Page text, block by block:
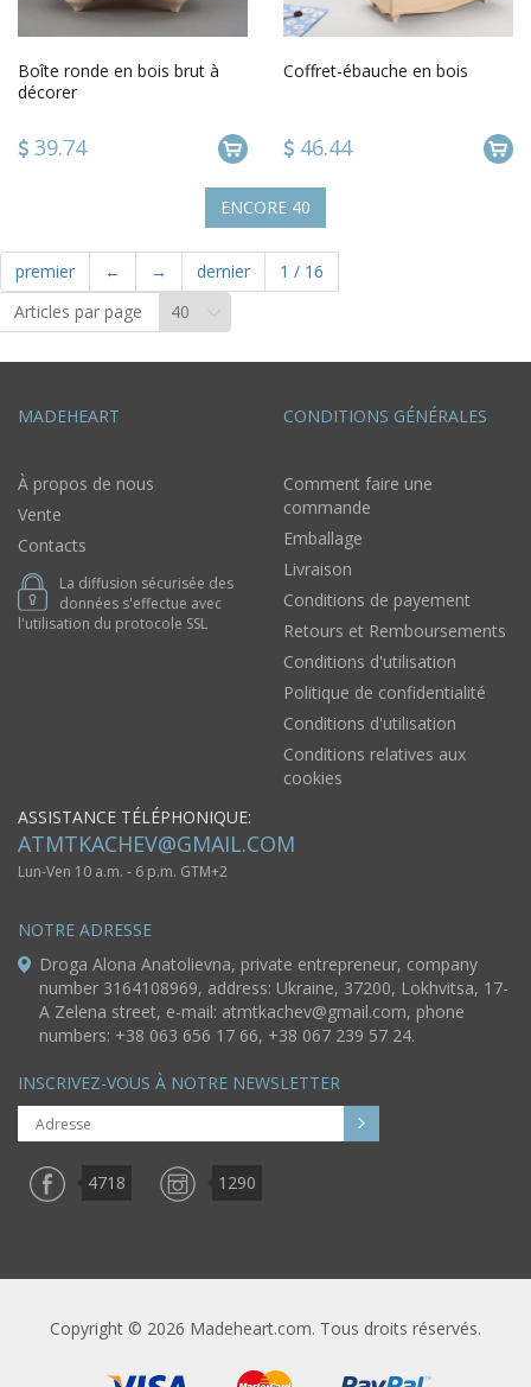
Boîte ronde en bois brut à
décorer
39.74
Coffret-ébauche en bois
46.44
ENCORE 40
premier ← → dernier 1 / 16
Articles par page
MADEHEART
À propos de nous
Vente
Contacts
La diffusion sécurisée des
données s'effectue avec
l'utilisation du protocole SSL
CONDITIONS GÉNÉRALES
Comment faire une
commande
Emballage
Livraison
Conditions de payement
Retours et Remboursements
Conditions d'utilisation
Politique de confidentialité
Conditions d'utilisation
Conditions relatives aux
cookies
ASSISTANCE TÉLÉPHONIQUE:
ATMTKACHEV@GMAIL.COM
Lun-Ven 10 a.m. - 6 p.m. GTM+2
NOTRE ADRESSE
Droga Alona Anatolievna, private entrepreneur, company
number 3164108969, address: Ukraine, 37200, Lokhvitsa, 17-
A Zelena street, e-mail: atmtkachev@gmail.com, phone
numbers: +38 063 656 17 66, +38 067 239 57 24.
INSCRIVEZ-VOUS À NOTRE NEWSLETTER
4718 1290
Copyright © 2026 Madeheart.com. Tous droits réservés.